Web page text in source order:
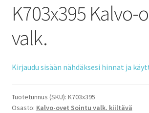
K703x395 Kalvo-
valk.
Kirjaudu sisään nähdäksesi hinnat ja
Tuotetunnus (SKU): K703x395
Osasto: Kalvo-ovet Sointu valk. kiiltävä